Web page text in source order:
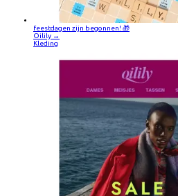
feestdagen zijn begonnen! 🎁
Oilily →
Kleding